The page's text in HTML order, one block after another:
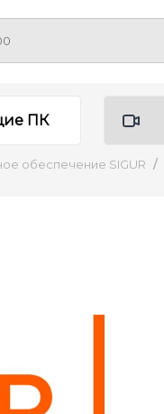
ПК
обеспечение SIGUR /